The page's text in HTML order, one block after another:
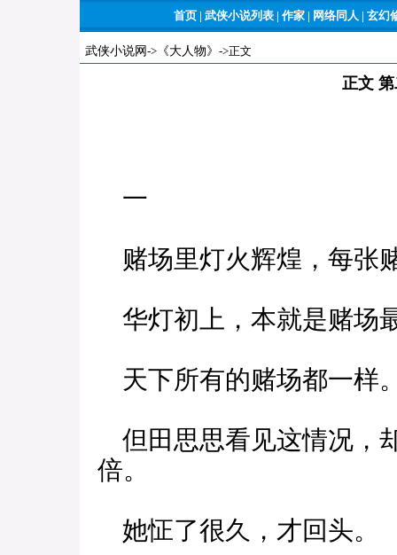
首页 | 武侠小说列表 | 作家 | 网络同人 | 玄幻
武侠小说网 -> 《大人物》 ->正文
正文
一
赌场里灯火辉煌，每张
华灯初上，本就是赌场
天下所有的赌场都一样
但田思思看见这情况，
倍。
她怔了很久，才回头。